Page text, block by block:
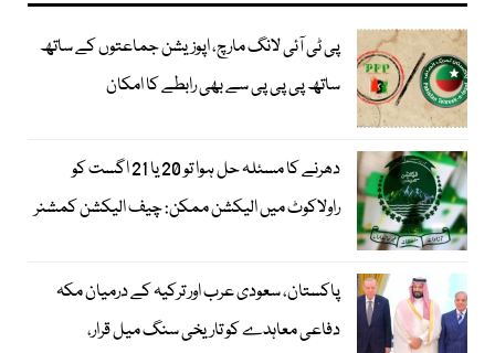
پی ٹی آئی لانگ مارچ، اپوزیشن جماعتوں کے ساتھ
ساتھ پی پی پی سے بھی رابطے کا امکان
دھرنے کا مسئلہ حل ہوا تو 20 یا 21 اگست کو
راولاکوٹ میں الیکشن ممکن: چیف الیکشن کمشنر
پاکستان، سعودی عرب اور ترکیہ کے درمیان مکہ
دفاعی معاہدے کو تاریخی سنگ میل قرار،